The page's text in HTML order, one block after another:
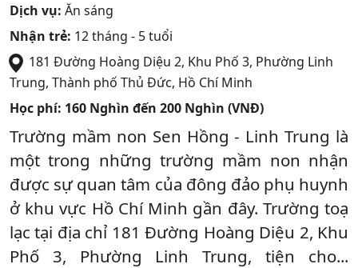
Dịch vụ: Ăn sáng
Nhận trẻ: 12 tháng - 5 tuổi
181 Đường Hoàng Diệu 2, Khu Phố 3, Phường Linh
Trung, Thành phố Thủ Đức, Hồ Chí Minh
Học phí: 160 Nghìn đến 200 Nghìn (VNĐ)
Trường mầm non Sen Hồng - Linh Trung là
một trong những trường mầm non nhận
được sự quan tâm của đông đảo phụ huynh
ở khu vực Hồ Chí Minh gần đây. Trường toạ
lạc tại địa chỉ 181 Đường Hoàng Diệu 2, Khu
Phố 3, Phường Linh Trung, tiện cho...